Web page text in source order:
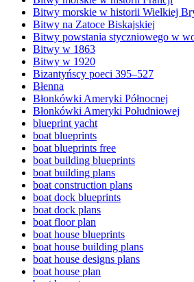
Bitwy morskie w historii Wielkiej
Bitwy na Zatoce Biskajskiej
Bitwy powstania styczniowego w
Bitwy w 1863
Bitwy w 1920
Bizantyńscy poeci 395–527
Błenna
Błonkówki Ameryki Północnej
Błonkówki Ameryki Południowej
blueprint yacht
boat blueprints
boat blueprints free
boat building blueprints
boat building plans
boat construction plans
boat dock blueprints
boat dock plans
boat floor plan
boat house blueprints
boat house building plans
boat house designs plans
boat house plan